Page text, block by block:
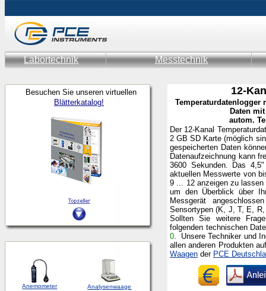
Labortechnik Messtechnik
Besuchen Sie unseren virtuellen
Blätterkatalog!
Anemometer Analysenwaage
12-
Temperaturdatenlogger
Daten
autom.
Der 12-Kanal
2 GB SD Karte (möglich
gespeicherten Daten
Datenaufzeichnung kann
3600 Sekunden. Das
aktuellen Messwerte von
9 ... 12 anzeigen zu
um den Überblick über
Messgerät
Sensortypen (K, J, T, E,
Sollten Sie weitere
folgenden technischen
0. Unsere Techniker und
allen anderen Produkten
Waagen der PCE